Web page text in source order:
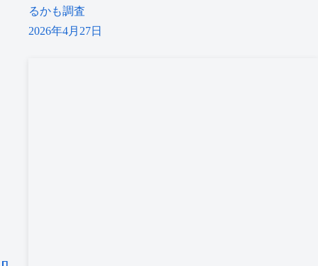
るかも調査
2026年4月27日